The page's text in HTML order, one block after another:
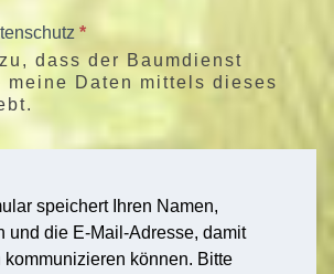
*
dass der Baumdienst
meine Daten mittels dieses
speichert Ihren Namen,
und die E-Mail-Adresse, damit
kommunizieren können. Bitte